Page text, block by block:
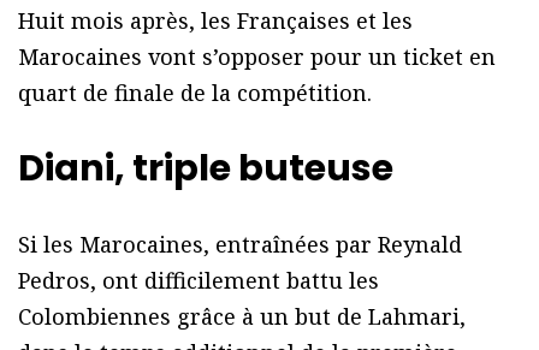
Huit mois après, les Françaises et les
Marocaines vont s’opposer pour un ticket en
quart de finale de la compétition.
Diani, triplebuteuse
Si les Marocaines, entraînées par Reynald
Pedros, ont difficilement battu les
Colombiennes grâce à un but de Lahmari,